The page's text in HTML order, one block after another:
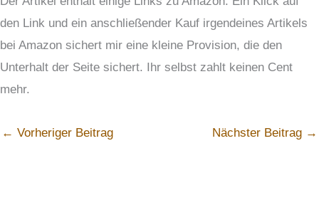
den Link und ein anschließender Kauf irgendeines Artikels
bei Amazon sichert mir eine kleine Provision, die den
Unterhalt der Seite sichert. Ihr selbst zahlt keinen Cent
mehr.
← Vorheriger Beitrag Nächster Beitrag →